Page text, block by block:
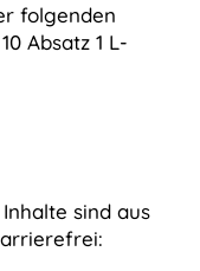
folgenden
Absatz 1 L-
sind aus